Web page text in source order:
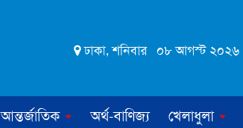
ঢাকা, শনিবার ০৮ আগস্ট ২০২৬
আন্তর্জাতিক অর্থ-বাণিজ্য খেলাধুলা